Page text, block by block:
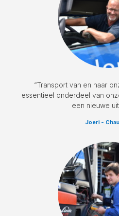
“Transport van en naar
essentieel onderdeel van
een nieuwe
Joeri -